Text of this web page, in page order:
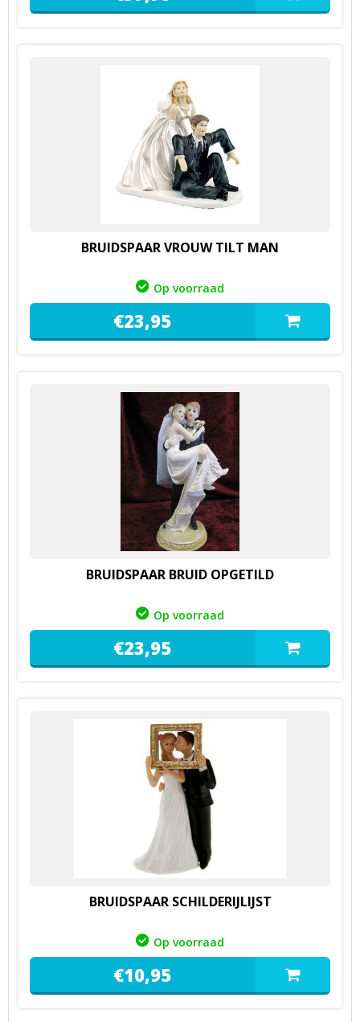
BRUIDSPAAR VROUW TILT MAN
Op voorraad
€23,95
BRUIDSPAAR BRUID OPGETILD
Op voorraad
€23,95
BRUIDSPAAR SCHILDERIJLIJST
Op voorraad
€10,95